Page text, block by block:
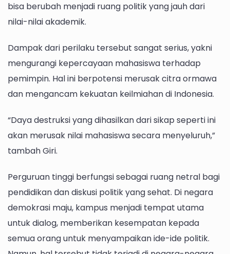
bisa berubah menjadi ruang politik yang jauh dari
nilai-nilai akademik.
Dampak dari perilaku tersebut sangat serius, yakni
mengurangi kepercayaan mahasiswa terhadap
pemimpin. Hal ini berpotensi merusak citra ormawa
dan mengancam kekuatan keilmiahan di Indonesia.
“Daya destruksi yang dihasilkan dari sikap seperti ini
akan merusak nilai mahasiswa secara menyeluruh,”
tambah Giri.
Perguruan tinggi berfungsi sebagai ruang netral bagi
pendidikan dan diskusi politik yang sehat. Di negara
demokrasi maju, kampus menjadi tempat utama
untuk dialog, memberikan kesempatan kepada
semua orang untuk menyampaikan ide-ide politik.